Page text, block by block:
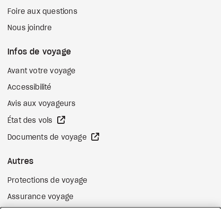
Foire aux questions
Nous joindre
Infos de voyage
Avant votre voyage
Accessibilité
Avis aux voyageurs
État des vols
Documents de voyage
Autres
Protections de voyage
Assurance voyage